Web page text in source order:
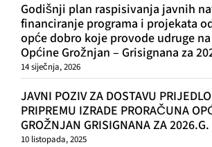
Godišnji plan raspisivanja javnih
financiranje programa i projekata
opće dobro koje provode udruge
Općine Grožnjan – Grisignana za
14 siječnja, 2026
JAVNI POZIV ZA DOSTAVU
PRIPREMU IZRADE PRORAČUNA
GROŽNJAN GRISIGNANA ZA 2026.G.
10 listopada, 2025